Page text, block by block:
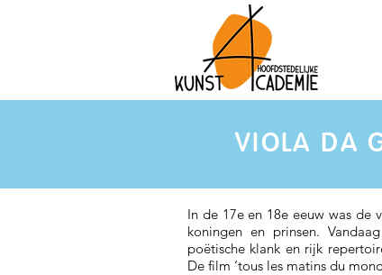
VIOLA DA
In de 17e en 18e eeuw was de
koningen en prinsen.
poëtische klank en rijk
De film ‘tous les matins du